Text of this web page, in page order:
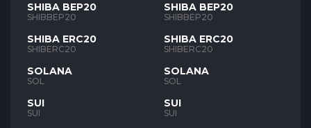
SHIBA BEP20
SHIBBEP20
SHIBA ERC20
SHIBERC20
SOLANA
SOL
SUI
SUI
SHIBA BEP20
SHIBBEP20
SHIBA ERC20
SHIBERC20
SOLANA
SOL
SUI
SUI